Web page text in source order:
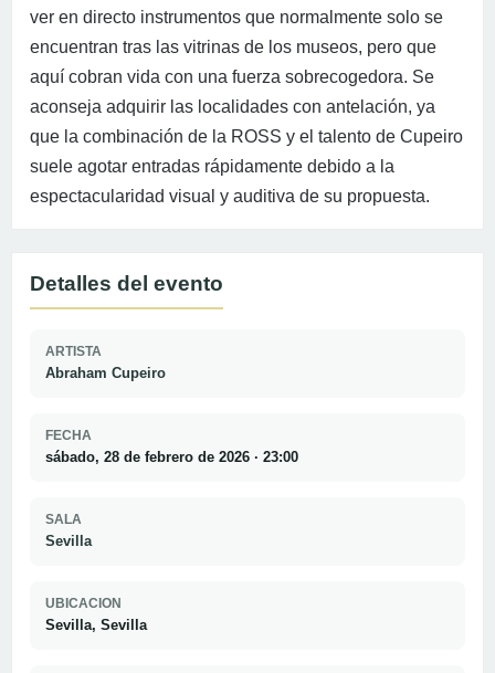
ver en directo instrumentos que normalmente solo se
encuentran tras las vitrinas de los museos, pero que
aquí cobran vida con una fuerza sobrecogedora. Se
aconseja adquirir las localidades con antelación, ya
que la combinación de la ROSS y el talento de Cupeiro
suele agotar entradas rápidamente debido a la
espectacularidad visual y auditiva de su propuesta.
Detalles del evento
ARTISTA
Abraham Cupeiro
FECHA
sábado, 28 de febrero de 2026 · 23:00
SALA
Sevilla
UBICACION
Sevilla, Sevilla